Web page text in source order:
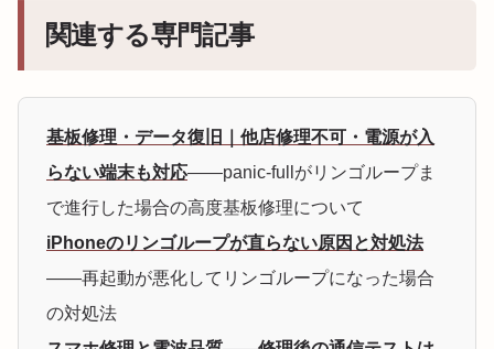
関連する専門記事
基板修理・データ復旧｜他店修理不可・電源が入
らない端末も対応——panic-fullがリンゴループま
で進行した場合の高度基板修理について
iPhoneのリンゴループが直らない原因と対処法
——再起動が悪化してリンゴループになった場合
の対処法